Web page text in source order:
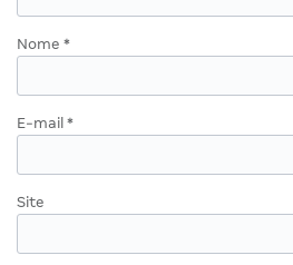
Nome *
E-mail *
Site